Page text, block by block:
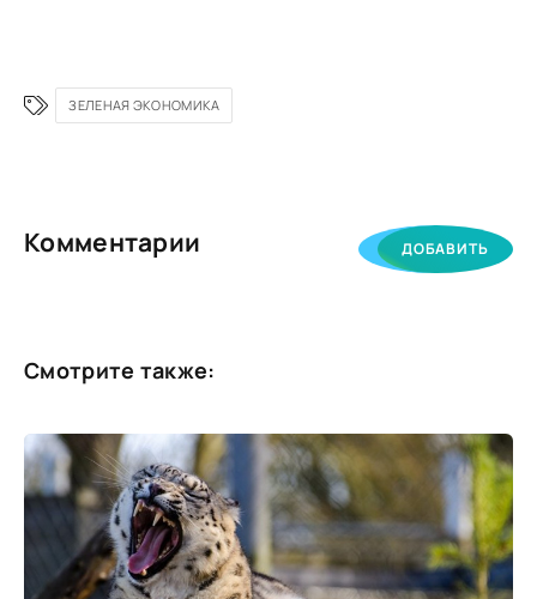
ЗЕЛЕНАЯ ЭКОНОМИКА
Комментарии ДОБАВИТЬ
Смотрите также: